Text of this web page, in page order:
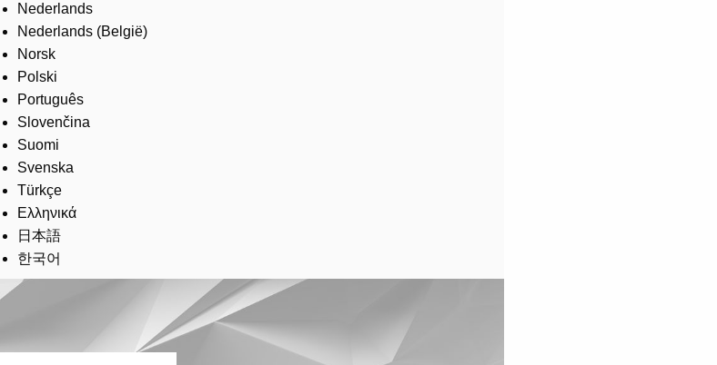
Nederlands
Nederlands (België)
Norsk
Polski
Português
Slovenčina
Suomi
Svenska
Türkçe
Ελληνικά
日本語
한국어